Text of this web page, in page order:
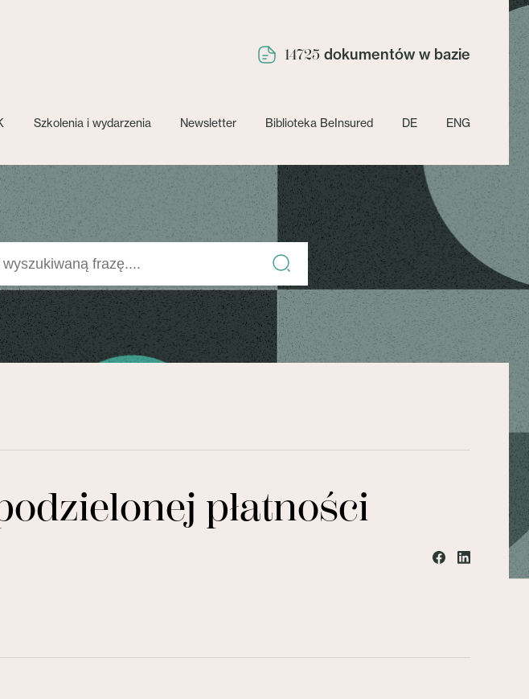
14725 dokumentów w bazie
Szkolenia i wydarzenia Newsletter Biblioteka BeInsured DE ENG
płatności